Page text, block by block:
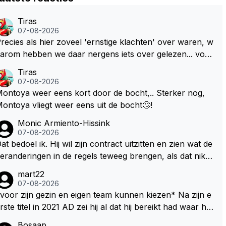
Tiras
07-08-2026
als hier zoveel 'ernstige klachten' over waren, w
hebben we daar nergens iets over gelezen... voor
Tiras
07-08-2026
weer eens kort door de bocht,.. Sterker nog,
vliegt weer eens uit de bocht🙄!
Monic Armiento-Hissink
07-08-2026
bedoel ik. Hij wil zijn contract uitzitten en zien wat de
in de regels teweeg brengen, als dat niks
kiezen en zijn gezin. hij kan dan zelf bepalen aan welk
races hij mee wil doen en is ook vaker thuis. Hij zit dan
niet meer vast aan een contract, wat wel het geval i
mart22
07-08-2026
zijn gezin en eigen team kunnen kiezen* Na zijn e
titel in 2021 AD zei hij al dat hij bereikt had waar hij